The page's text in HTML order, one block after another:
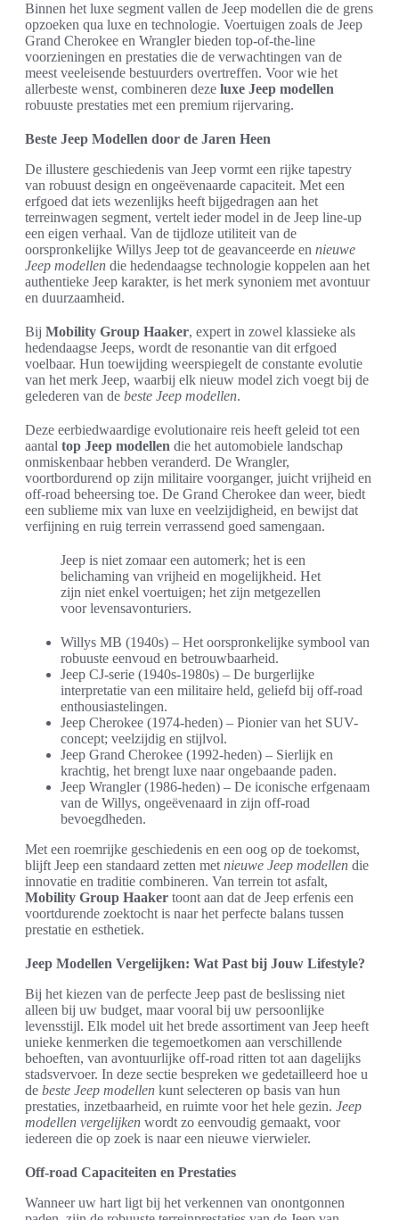
Binnen het luxe segment vallen de Jeep modellen die de grens
opzoeken qua luxe en technologie. Voertuigen zoals de Jeep
Grand Cherokee en Wrangler bieden top-of-the-line
voorzieningen en prestaties die de verwachtingen van de
meest veeleisende bestuurders overtreffen. Voor wie het
allerbeste wenst, combineren deze luxe Jeep modellen
robuuste prestaties met een premium rijervaring.
Beste Jeep Modellen door de Jaren Heen
De illustere geschiedenis van Jeep vormt een rijke tapestry
van robuust design en ongeëvenaarde capaciteit. Met een
erfgoed dat iets wezenlijks heeft bijgedragen aan het
terreinwagen segment, vertelt ieder model in de Jeep line-up
een eigen verhaal. Van de tijdloze utiliteit van de
oorspronkelijke Willys Jeep tot de geavanceerde en nieuwe
Jeep modellen die hedendaagse technologie koppelen aan het
authentieke Jeep karakter, is het merk synoniem met avontuur
en duurzaamheid.
Bij Mobility Group Haaker, expert in zowel klassieke als
hedendaagse Jeeps, wordt de resonantie van dit erfgoed
voelbaar. Hun toewijding weerspiegelt de constante evolutie
van het merk Jeep, waarbij elk nieuw model zich voegt bij de
gelederen van de beste Jeep modellen.
Deze eerbiedwaardige evolutionaire reis heeft geleid tot een
aantal top Jeep modellen die het automobiele landschap
onmiskenbaar hebben veranderd. De Wrangler,
voortbordurend op zijn militaire voorganger, juicht vrijheid en
off-road beheersing toe. De Grand Cherokee dan weer, biedt
een sublieme mix van luxe en veelzijdigheid, en bewijst dat
verfijning en ruig terrein verrassend goed samengaan.
Jeep is niet zomaar een automerk; het is een
belichaming van vrijheid en mogelijkheid. Het
zijn niet enkel voertuigen; het zijn metgezellen
voor levensavonturiers.
Willys MB (1940s) – Het oorspronkelijke symbool van
robuuste eenvoud en betrouwbaarheid.
Jeep CJ-serie (1940s-1980s) – De burgerlijke
interpretatie van een militaire held, geliefd bij off-road
enthousiastelingen.
Jeep Cherokee (1974-heden) – Pionier van het SUV-
concept; veelzijdig en stijlvol.
Jeep Grand Cherokee (1992-heden) – Sierlijk en
krachtig, het brengt luxe naar ongebaande paden.
Jeep Wrangler (1986-heden) – De iconische erfgenaam
van de Willys, ongeëvenaard in zijn off-road
bevoegdheden.
Met een roemrijke geschiedenis en een oog op de toekomst,
blijft Jeep een standaard zetten met nieuwe Jeep modellen die
innovatie en traditie combineren. Van terrein tot asfalt,
Mobility Group Haaker toont aan dat de Jeep erfenis een
voortdurende zoektocht is naar het perfecte balans tussen
prestatie en esthetiek.
Jeep Modellen Vergelijken: Wat Past bij Jouw Lifestyle?
Bij het kiezen van de perfecte Jeep past de beslissing niet
alleen bij uw budget, maar vooral bij uw persoonlijke
levensstijl. Elk model uit het brede assortiment van Jeep heeft
unieke kenmerken die tegemoetkomen aan verschillende
behoeften, van avontuurlijke off-road ritten tot aan dagelijks
stadsvervoer. In deze sectie bespreken we gedetailleerd hoe u
de beste Jeep modellen kunt selecteren op basis van hun
prestaties, inzetbaarheid, en ruimte voor het hele gezin. Jeep
modellen vergelijken wordt zo eenvoudig gemaakt, voor
iedereen die op zoek is naar een nieuwe vierwieler.
Off-road Capaciteiten en Prestaties
Wanneer uw hart ligt bij het verkennen van onontgonnen